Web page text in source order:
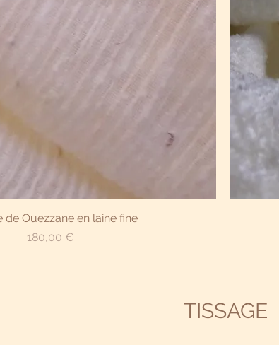
Aperçu rapide
de Ouezzane en laine fine
Prix
180,00 €
TISSAGE